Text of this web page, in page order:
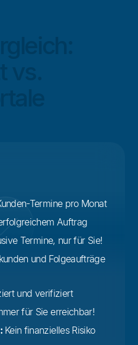
Termine pro Monat
Auftrag
Termine, nur für Sie!
und Folgeaufträge
und verifiziert
für Sie erreichbar!
Kein finanzielles Risiko